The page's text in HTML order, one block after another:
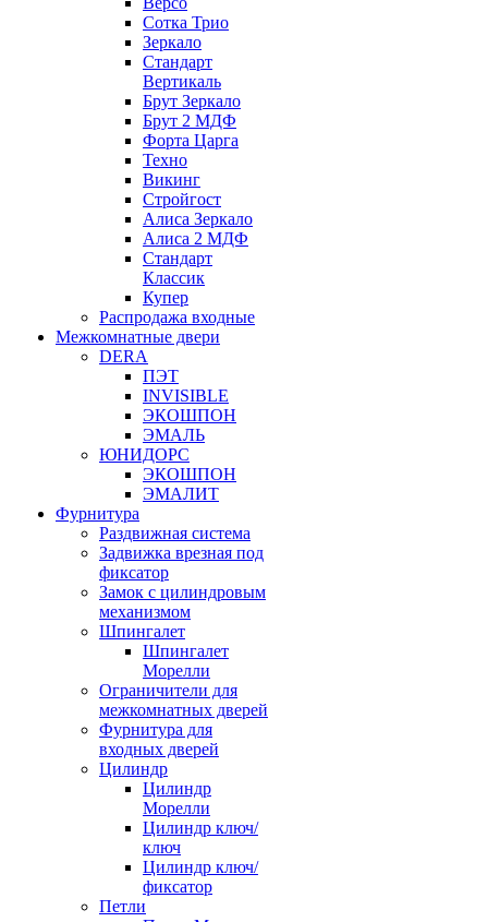
Сотка Трио
Зеркало
Стандарт
Вертикаль
Брут Зеркало
Брут 2 МДФ
Форта Царга
Техно
Викинг
Стройгост
Алиса Зеркало
Алиса 2 МДФ
Стандарт
Классик
Купер
Распродажа входные
Межкомнатные двери
DERA
ПЭТ
INVISIBLE
ЭКОШПОН
ЭМАЛЬ
ЮНИДОРС
ЭКОШПОН
ЭМАЛИТ
Фурнитура
Раздвижная система
Задвижка врезная под
фиксатор
Замок с цилиндровым
механизмом
Шпингалет
Шпингалет
Морелли
Ограничители для
межкомнатных дверей
Фурнитура для
входных дверей
Цилиндр
Цилиндр
Морелли
Цилиндр ключ/
ключ
Цилиндр ключ/
фиксатор
Петли